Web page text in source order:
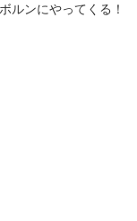
ルンにやってくる！